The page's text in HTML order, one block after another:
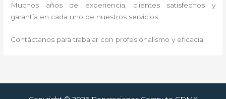
Muchos años de experiencia, clientes satisfechos y
garantía en cada uno de nuestros servicios.
Contáctanos para trabajar con profesionalismo y eficacia.